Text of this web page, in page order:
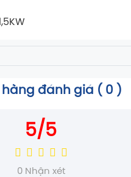
hàng đánh giá ( 0 )
5/5
0 Nhận xét